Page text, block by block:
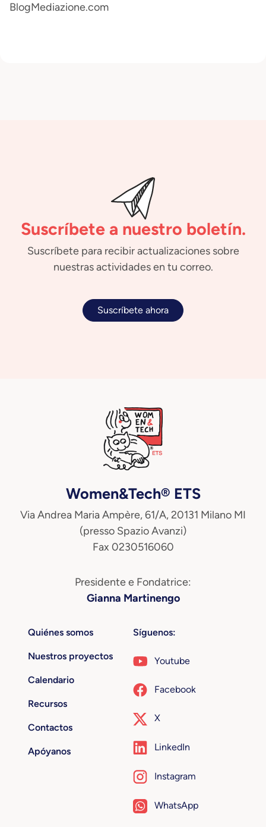
BlogMediazione.com
Suscríbete a nuestro boletín.
Suscríbete para recibir actualizaciones sobre
nuestras actividades en tu correo.
Suscríbete ahora
Women&Tech® ETS
Via Andrea Maria Ampère, 61/A, 20131 Milano MI
(presso Spazio Avanzi)
Fax 0230516060
Presidente e Fondatrice:
Gianna Martinengo
Quiénes somos
Nuestros proyectos
Calendario
Recursos
Contactos
Apóyanos
Síguenos:
Youtube
Facebook
X
LinkedIn
Instagram
WhatsApp